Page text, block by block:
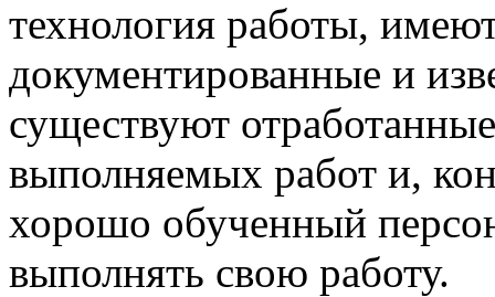
технология работы,
документированные и
существуют
выполняемых работ и,
хорошо обученный
выполнять свою работу.